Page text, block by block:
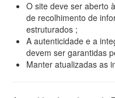
O site deve ser aberto
de recolhimento de
estruturados ;
A autenticidade e a
devem ser garantidas
Manter atualizadas as